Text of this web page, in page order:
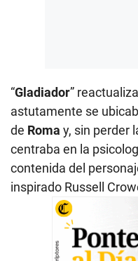
“Gladiador”
astutamente se
de Roma y, sin perder
centraba en la
contenida del
inspirado Russell